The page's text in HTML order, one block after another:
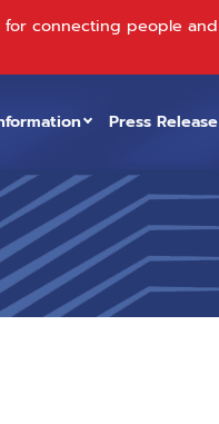
for connecting people and
Press Release